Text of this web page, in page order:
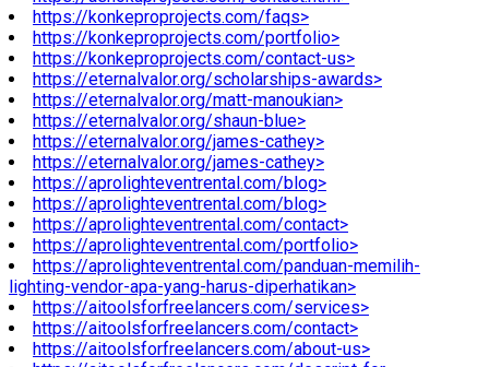
https://konkeproprojects.com/faqs>
https://konkeproprojects.com/portfolio>
https://konkeproprojects.com/contact-us>
https://eternalvalor.org/scholarships-awards>
https://eternalvalor.org/matt-manoukian>
https://eternalvalor.org/shaun-blue>
https://eternalvalor.org/james-cathey>
https://eternalvalor.org/james-cathey>
https://aprolighteventrental.com/blog>
https://aprolighteventrental.com/blog>
https://aprolighteventrental.com/contact>
https://aprolighteventrental.com/portfolio>
https://aprolighteventrental.com/panduan-memilih-
lighting-vendor-apa-yang-harus-diperhatikan>
https://aitoolsforfreelancers.com/services>
https://aitoolsforfreelancers.com/contact>
https://aitoolsforfreelancers.com/about-us>